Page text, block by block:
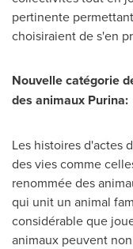
pertinente
choisiraient de s'en
Nouvelle catégorie
des animaux Purina:
Les histoires d'actes
des vies comme
renommée des
qui unit un animal
considérable que
animaux peuvent